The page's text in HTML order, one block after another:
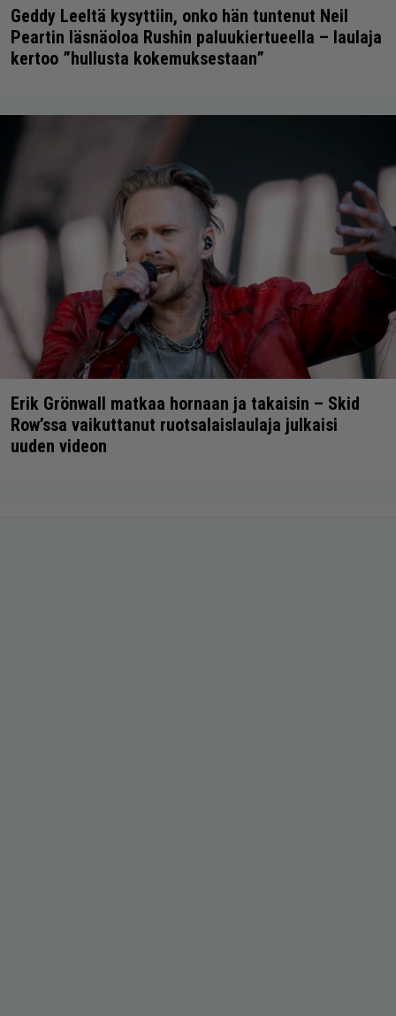
Geddy Leeltä kysyttiin, onko hän tuntenut Neil
Peartin läsnäoloa Rushin paluukiertueella – laulaja
kertoo ”hullusta kokemuksestaan”
Erik Grönwall matkaa hornaan ja takaisin – Skid
Row’ssa vaikuttanut ruotsalaislaulaja julkaisi
uuden videon